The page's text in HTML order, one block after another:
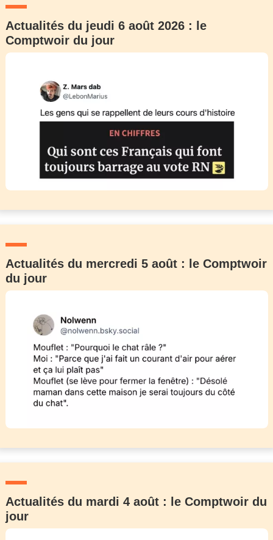
Actualités du jeudi 6 août 2026 : le
Comptwoir du jour
Actualités du mercredi 5 août : le Comptwoir
du jour
Actualités du mardi 4 août : le Comptwoir du
jour